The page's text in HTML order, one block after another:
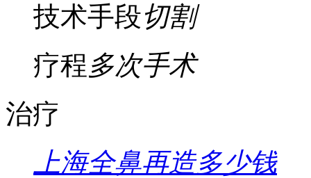
技术手段切割
疗程 多次手术
治疗
上海全鼻再造多少钱